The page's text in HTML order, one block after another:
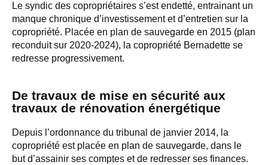
Le syndic des copropriétaires s’est endetté, entrainant un
manque chronique d’investissement et d’entretien sur la
copropriété. Placée en plan de sauvegarde en 2015 (plan
reconduit sur 2020-2024), la copropriété Bernadette se
redresse progressivement.
De travaux de mise en sécurité aux
travaux de rénovation énergétique
Depuis l’ordonnance du tribunal de janvier 2014, la
copropriété est placée en plan de sauvegarde, dans le
but d’assainir ses comptes et de redresser ses finances.